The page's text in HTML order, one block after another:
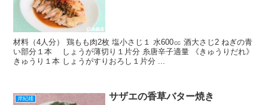
材料（4人分） 鶏もも肉2枚 塩小さじ１ 水600㏄ 酒大さじ2 ねぎの青
い部分１本 しょうが薄切り１片分 糸唐辛子適量 《きゅうりだれ》
きゅうり１本 しょうがすりおろし１片分 ...
岸紀雄 サザエの香草バター焼き